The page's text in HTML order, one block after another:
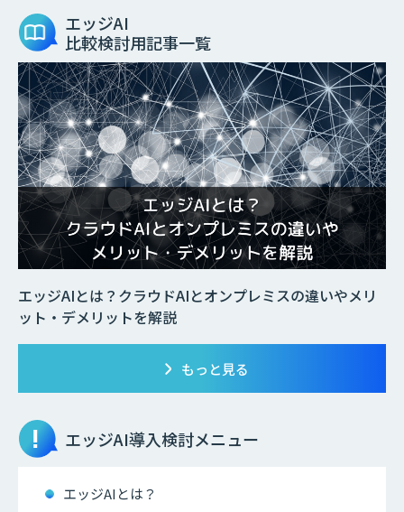
エッジAI
比較検討用記事一覧
エッジAIとは？クラウドAIとオンプレミスの違いやメリ
ット・デメリットを解説
もっと見る
エッジAI導入検討メニュー
エッジAIとは？